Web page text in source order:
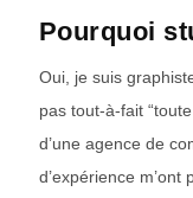
Pourquoi
Oui, je suis
pas tout-à-fait
d’une agence de
d’expérience